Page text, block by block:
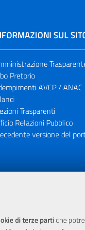
di terze partiche
SUL
Pretorio
AVCP / ANAC
Trasparenti
Relazioni Pubblico
versione del
finanziaria